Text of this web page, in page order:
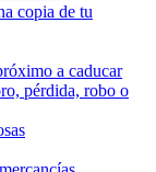
copia de tu
a caducar
pérdida, robo o